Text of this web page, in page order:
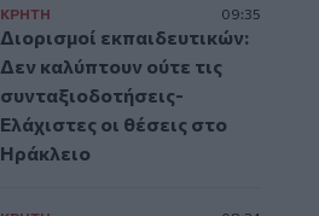
ΚΡΗΤΗ 09:35
Διορισμοί εκπαιδευτικών:
Δεν καλύπτουν ούτε τις
συνταξιοδοτήσεις-
Ελάχιστες οι θέσεις στο
Ηράκλειο